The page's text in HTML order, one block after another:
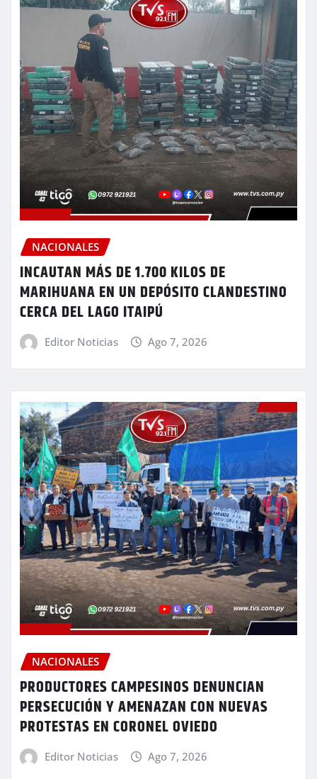
NACIONALES
INCAUTAN MÁS DE 1.700 KILOS DE
MARIHUANA EN UN DEPÓSITO CLANDESTINO
CERCA DEL LAGO ITAIPÚ
Editor Noticias Ago 7, 2026
NACIONALES
PRODUCTORES CAMPESINOS DENUNCIAN
PERSECUCIÓN Y AMENAZAN CON NUEVAS
PROTESTAS EN CORONEL OVIEDO
Editor Noticias Ago 7, 2026